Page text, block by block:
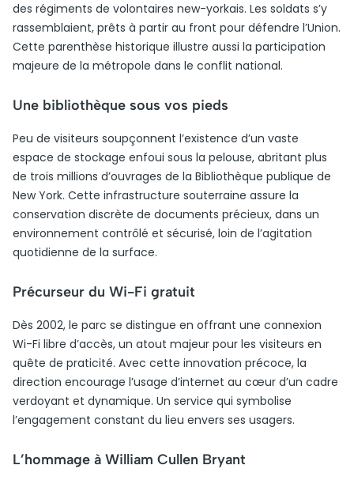
des régiments de volontaires new-yorkais. Les soldats s’y
rassemblaient, prêts à partir au front pour défendre l’Union.
Cette parenthèse historique illustre aussi la participation
majeure de la métropole dans le conflit national.
Une bibliothèque sous vos pieds
Peu de visiteurs soupçonnent l’existence d’un vaste
espace de stockage enfoui sous la pelouse, abritant plus
de trois millions d’ouvrages de la Bibliothèque publique de
New York. Cette infrastructure souterraine assure la
conservation discrète de documents précieux, dans un
environnement contrôlé et sécurisé, loin de l’agitation
quotidienne de la surface.
Précurseur du Wi-Fi gratuit
Dès 2002, le parc se distingue en offrant une connexion
Wi-Fi libre d’accès, un atout majeur pour les visiteurs en
quête de praticité. Avec cette innovation précoce, la
direction encourage l’usage d’internet au cœur d’un cadre
verdoyant et dynamique. Un service qui symbolise
l’engagement constant du lieu envers ses usagers.
L’hommage à William Cullen Bryant